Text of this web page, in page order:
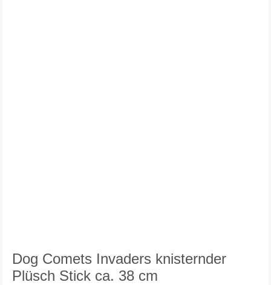
Dog Comets Invaders knisternder
Plüsch Stick ca. 38 cm